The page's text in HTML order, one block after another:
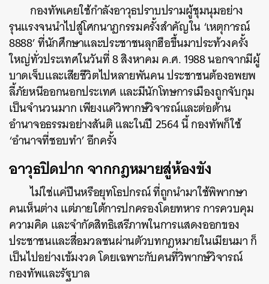
กองทัพเคยใช้กำลังอาวุธปราบปรามผู้ชุมนุมอย่าง
รุนแรงจนนำไปสู่โศกนาฏกรรมครั้งสำคัญใน ‘เหตุการณ์
8888’ ที่นักศึกษาและประชาชนลุกฮือขึ้นมาประท้วงครั้ง
ใหญ่ทั่วประเทศในวันที่ 8 สิงหาคม ค.ศ. 1988 นอกจากมีผู้
บาดเจ็บและเสียชีวิตไปหลายพันคน ประชาชนต้องอพยพ
ลี้ภัยหนีออกนอกประเทศ และมีนักโทษการเมืองถูกจับกุม
เป็นจำนวนมาก เพียงแค่วิพากษ์วิจารณ์และต่อต้าน
อำนาจอธรรมอย่างสันติและในปี 2564 นี้ กองทัพก็ใช้
‘อำนาจที่ชอบทำ’ อีกครั้ง
อาวุธปิดปาก จากกฎหมายสู่ห้องขัง
ไม่ใช่แค่ปืนหรือยุทโธปกรณ์ ที่ถูกนำมาใช้พิพากษา
คนเห็นต่าง แต่ภายใต้การปกครองโดยทหาร การควบคุม
ความคิด และจำกัดสิทธิเสรีภาพในการแสดงออกของ
ประชาชนและสื่อมวลชนผ่านตัวบทกฎหมายในเมียนมา ก็
เป็นไปอย่างเข้มงวด โดยเฉพาะกับคนที่วิพากษ์วิจารณ์
กองทัพและรัฐบาล